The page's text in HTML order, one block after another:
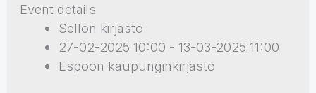
Event details
Sellon kirjasto
27-02-2025 10:00 - 13-03-2025 11:00
Espoon kaupunginkirjasto